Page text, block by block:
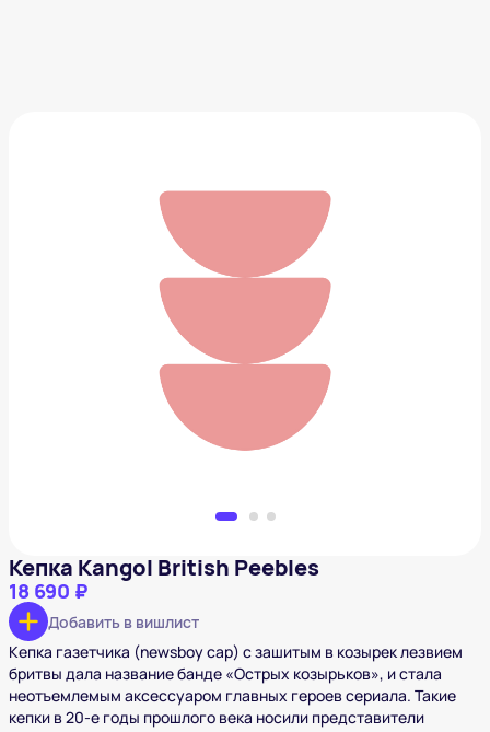
Кепка Kangol British Peebles
18 690 ₽
Кепка Kangol British Peebles
18 690 ₽
Добавить в вишлист
Кепка газетчика (newsboy cap) с зашитым в козырек лезвием
бритвы дала название банде «Острых козырьков», и стала
неотъемлемым аксессуаром главных героев сериала‎. Такие
кепки в 20-е годы прошлого века носили представители